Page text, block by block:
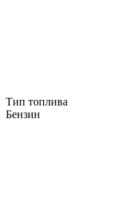
Тип топлива
Бензин